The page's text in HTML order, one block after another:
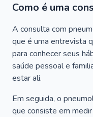
Como é uma
A consulta com
que é uma entrevista
para conhecer seus
saúde pessoal e
estar ali.
Em seguida, o
que consiste em